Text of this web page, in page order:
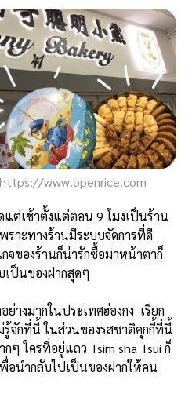
www.openrice.com
แต่เช้าตั้งแต่ตอน 9 โมงเป็นร้าน
ราะทางร้านมีระบบจัดการที่ดี
จของร้านก็น่ารักซื้อมาหน้าตาก็
เป็นของฝากสุดๆ
ย่างมากในประเทศฮ่องกง เรียก
รู้จักที่นี้ ในส่วนของรสชาติคุกกี้ที่นี้
ๆ ใครที่อยู่แถว Tsim sha Tsui ก็
อนำกลับไปเป็นของฝากให้คน